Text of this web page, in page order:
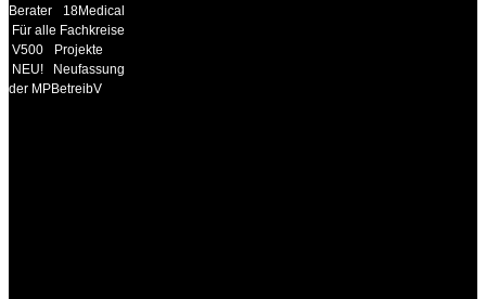
Berater
18Medical
Für alle Fachkreise
V500
Projekte
NEU!
Neufassung
der MPBetreibV